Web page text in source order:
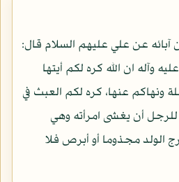
عن علي عليهم السلام قال:
وآله ان الله كره لكم أيتها
ونهاكم عنها، كره لكم العبث في
للرجل أن يغشى امرأته وهي
مجذوما أو أبرص فلا